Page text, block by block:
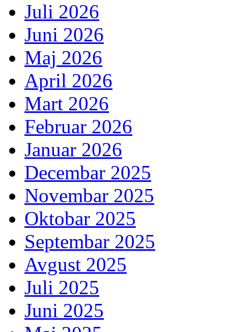
Juli 2026
Juni 2026
Maj 2026
April 2026
Mart 2026
Februar 2026
Januar 2026
Decembar 2025
Novembar 2025
Oktobar 2025
Septembar 2025
Avgust 2025
Juli 2025
Juni 2025